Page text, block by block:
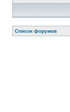
Список форумов